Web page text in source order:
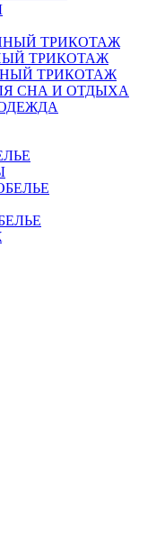
ТРИКОТАЖ
ТРИКОТАЖ
ТРИКОТАЖ
СНА И ОТДЫХА